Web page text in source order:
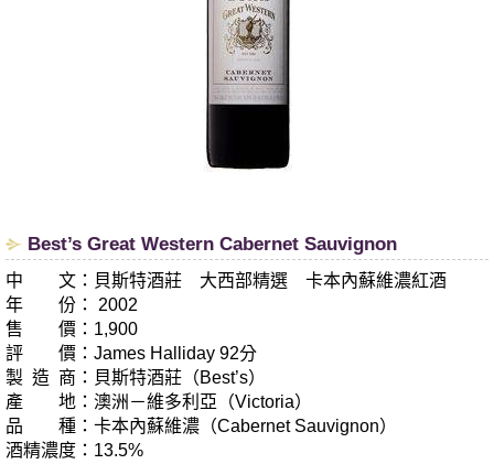
Best’s Great Western Cabernet Sauvignon
中 文：貝斯特酒莊 大西部精選 卡本內蘇維濃紅酒
年 份： 2002
售 價：1,900
評 價：James Halliday 92分
製 造 商：貝斯特酒莊（Best’s）
產 地：澳洲－維多利亞（Victoria）
品 種：卡本內蘇維濃（Cabernet Sauvignon）
酒精濃度：13.5%